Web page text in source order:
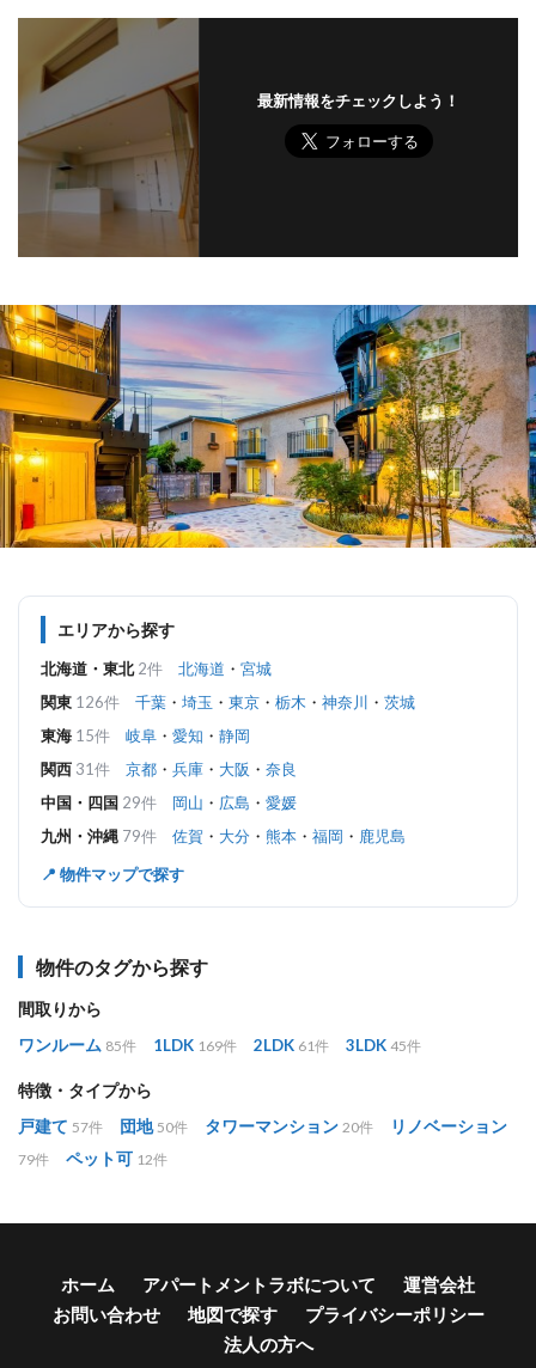
最新情報をチェックしよう！
エリアから探す
北海道・東北 2件 北海道 ・ 宮城
関東 126件 千葉 ・ 埼玉 ・ 東京 ・ 栃木 ・ 神奈川 ・ 茨城
東海 15件 岐阜 ・ 愛知 ・ 静岡
関西 31件 京都 ・ 兵庫 ・ 大阪 ・ 奈良
中国・四国 29件 岡山 ・ 広島 ・ 愛媛
九州・沖縄 79件 佐賀 ・ 大分 ・ 熊本 ・ 福岡 ・ 鹿児島
📍 物件マップで探す
物件のタグから探す
間取りから
ワンルーム 85件 1LDK 169件 2LDK 61件 3LDK 45件
特徴・タイプから
戸建て 57件 団地 50件 タワーマンション 20件 リノベーション
79件 ペット可 12件
ホーム アパートメントラボについて
運営会社
お問い合わせ
地図で探す
プライバシーポリシー
法人の方へ